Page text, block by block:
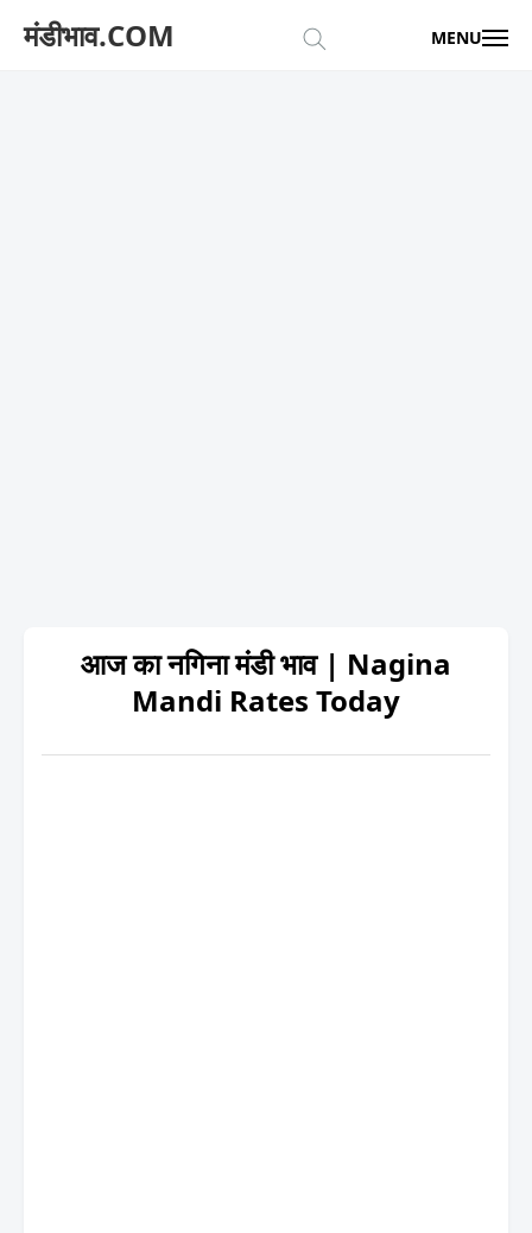
मंडीभाव.COM MENU
आज का नगिना मंडी भाव | Nagina
Mandi Rates Today